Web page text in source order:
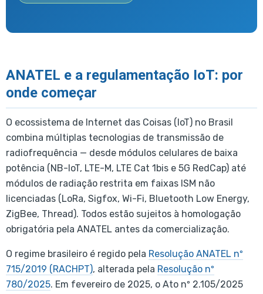
ANATEL e a regulamentação IoT: por
onde começar
O ecossistema de Internet das Coisas (IoT) no Brasil
combina múltiplas tecnologias de transmissão de
radiofrequência — desde módulos celulares de baixa
potência (NB-IoT, LTE-M, LTE Cat 1bis e 5G RedCap) até
módulos de radiação restrita em faixas ISM não
licenciadas (LoRa, Sigfox, Wi-Fi, Bluetooth Low Energy,
ZigBee, Thread). Todos estão sujeitos à homologação
obrigatória pela ANATEL antes da comercialização.
O regime brasileiro é regido pela Resolução ANATEL nº
715/2019 (RACHPT), alterada pela Resolução nº
780/2025. Em fevereiro de 2025, o Ato nº 2.105/2025